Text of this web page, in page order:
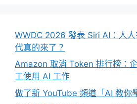
WWDC 2026 發表 Siri AI：人
代真的來了？
Amazon 取消 Token 排行榜：
工使用 AI 工作
做了新 YouTube 頻道「AI 教你